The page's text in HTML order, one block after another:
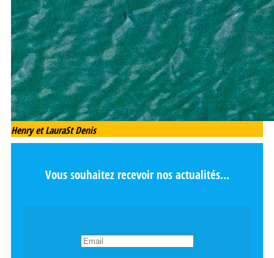
Henry et LauraSt Denis
Vous souhaitez recevoir nos actualités...